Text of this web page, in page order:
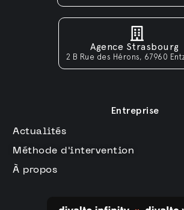
Agence Strasbourg
2 B Rue des Hérons, 67960
Entreprise
Actualités
Méthode d'intervention
À propos